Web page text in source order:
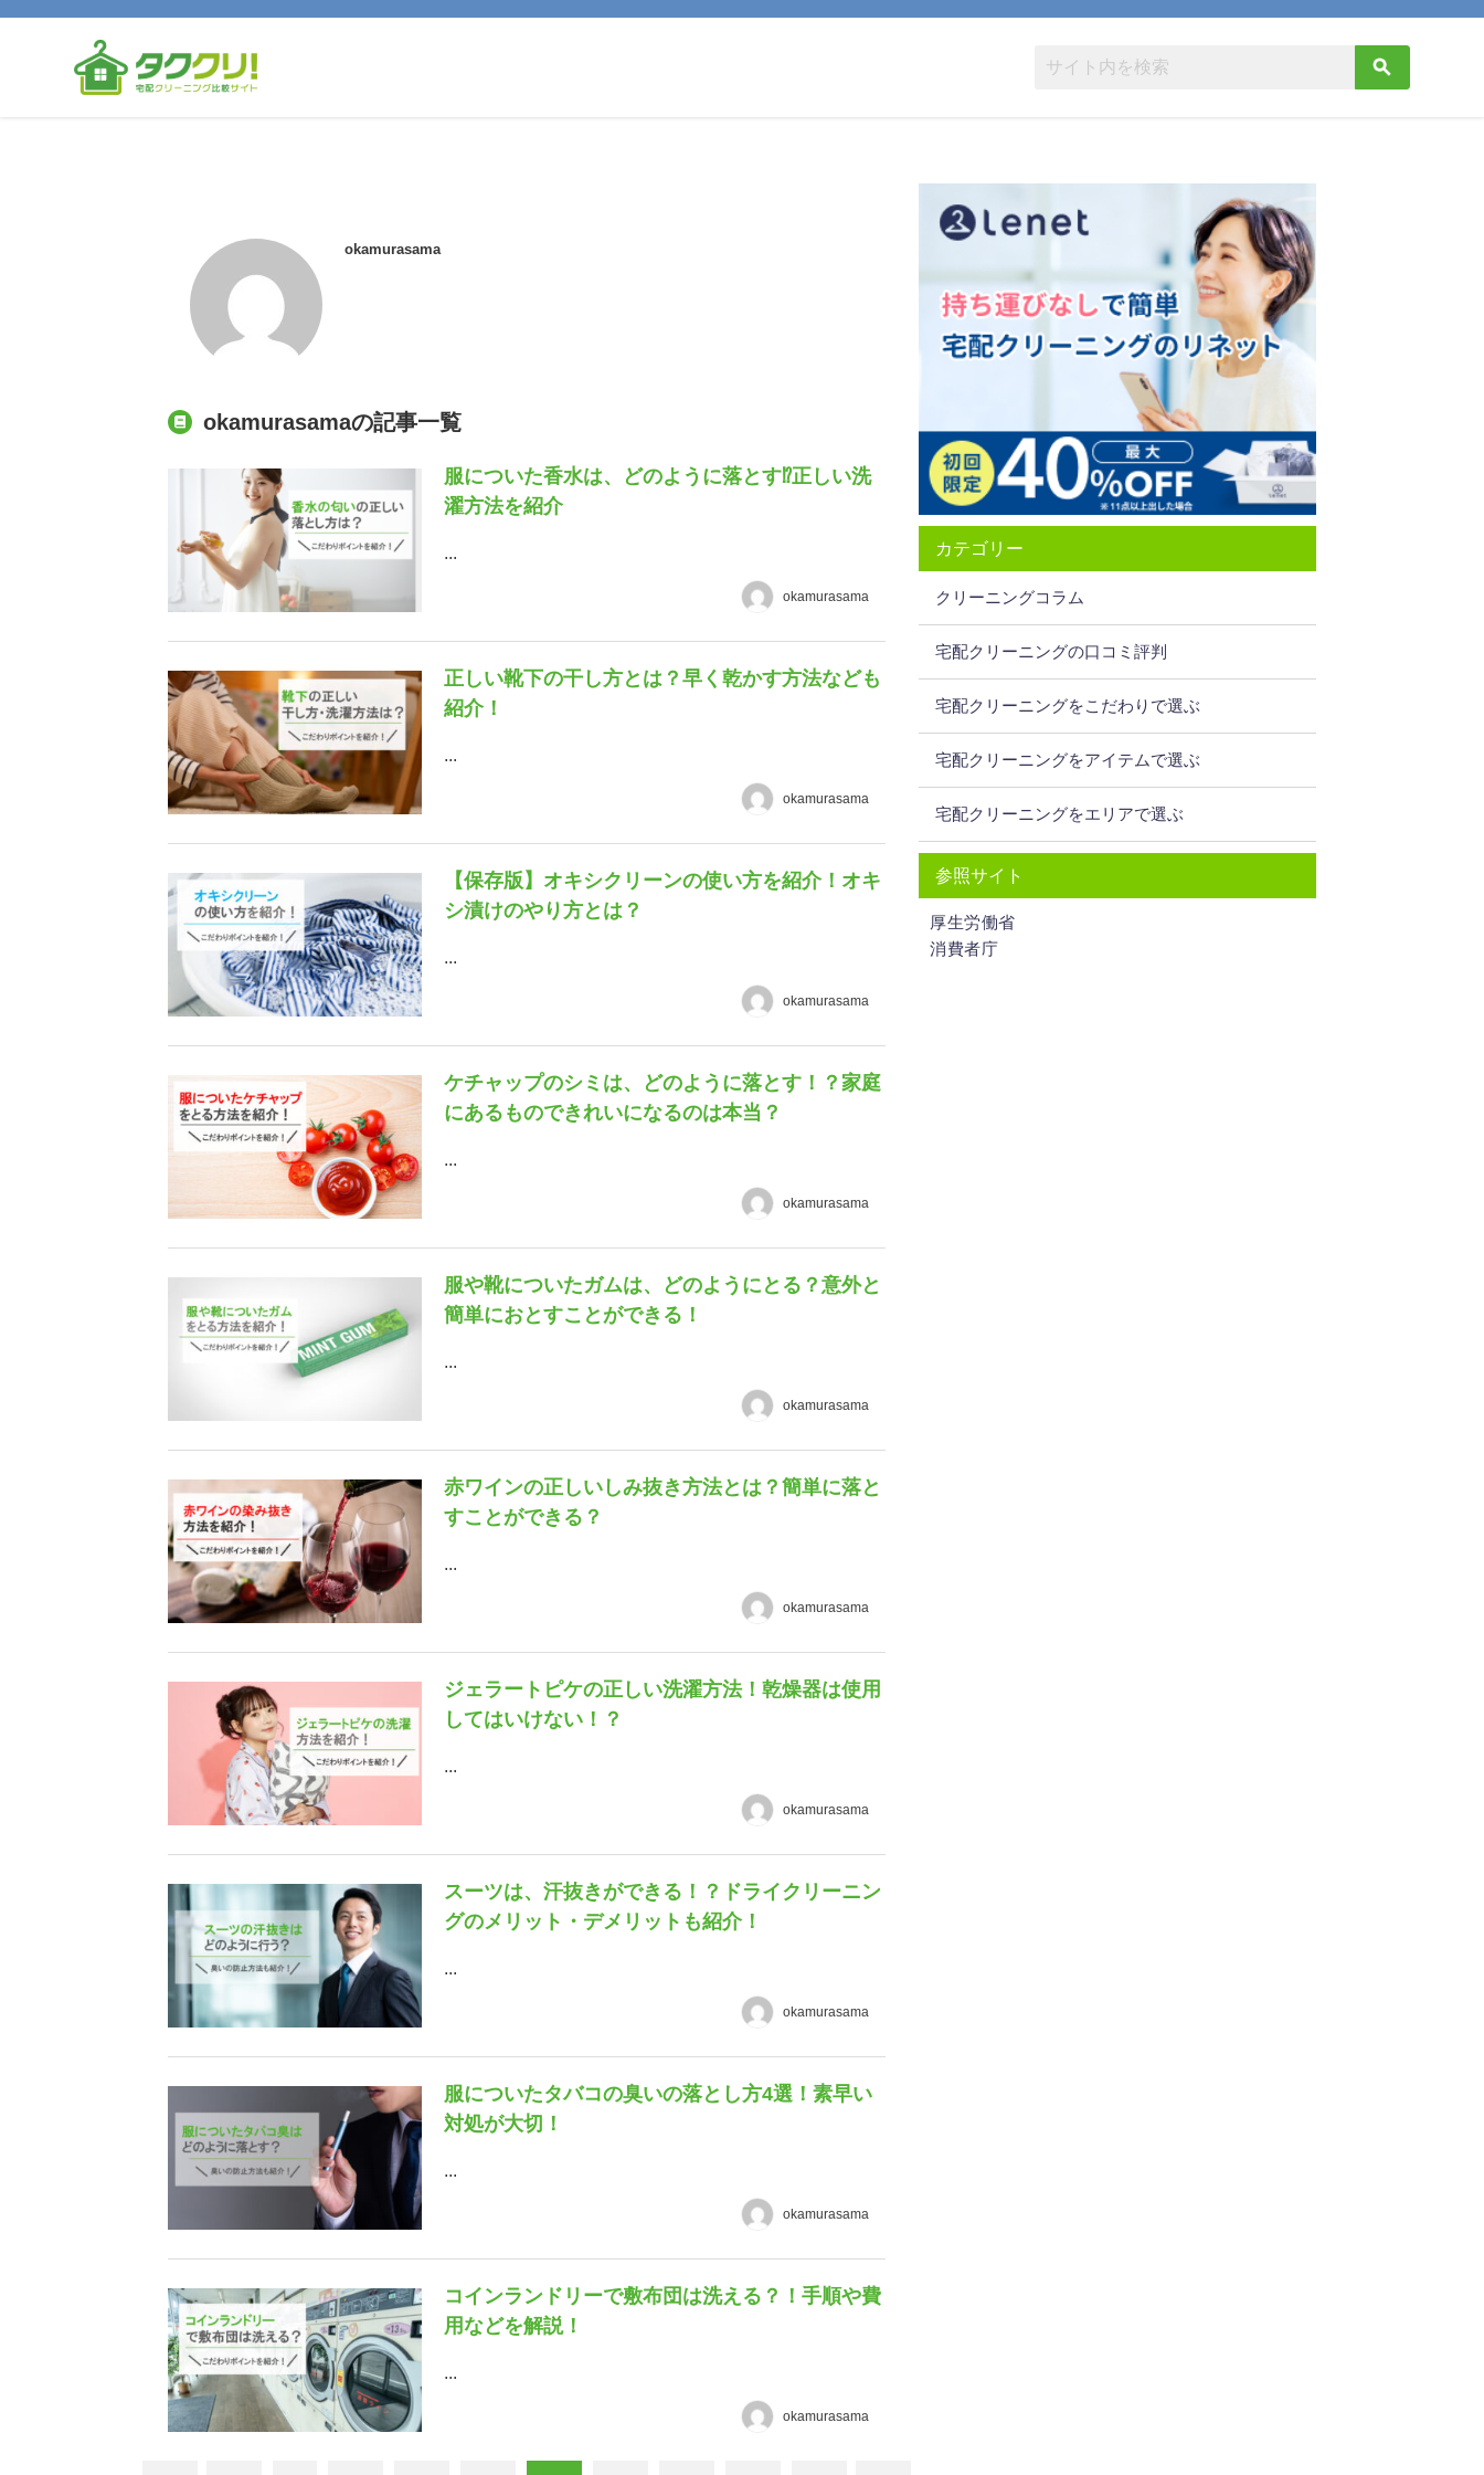
okamurasama
okamurasamaの記事一覧
服についた香水は、どのように落とす⁉正しい洗
濯方法を紹介
okamurasama
正しい靴下の干し方とは？早く乾かす方法なども
紹介！
okamurasama
【保存版】オキシクリーンの使い方を紹介！オキ
シ漬けのやり方とは？
okamurasama
ケチャップのシミは、どのように落とす！？家庭
にあるものできれいになるのは本当？
okamurasama
服や靴についたガムは、どのようにとる？意外と
簡単におとすことができる！
okamurasama
赤ワインの正しいしみ抜き方法とは？簡単に落と
すことができる？
okamurasama
ジェラートピケの正しい洗濯方法！乾燥器は使用
してはいけない！？
okamurasama
スーツは、汗抜きができる！？ドライクリーニン
グのメリット・デメリットも紹介！
okamurasama
服についたタバコの臭いの落とし方4選！素早い
対処が大切！
okamurasama
コインランドリーで敷布団は洗える？！手順や費
用などを解説！
okamurasama
カテゴリー
クリーニングコラム
宅配クリーニングの口コミ評判
宅配クリーニングをこだわりで選ぶ
宅配クリーニングをアイテムで選ぶ
宅配クリーニングをエリアで選ぶ
参照サイト
厚生労働省
消費者庁